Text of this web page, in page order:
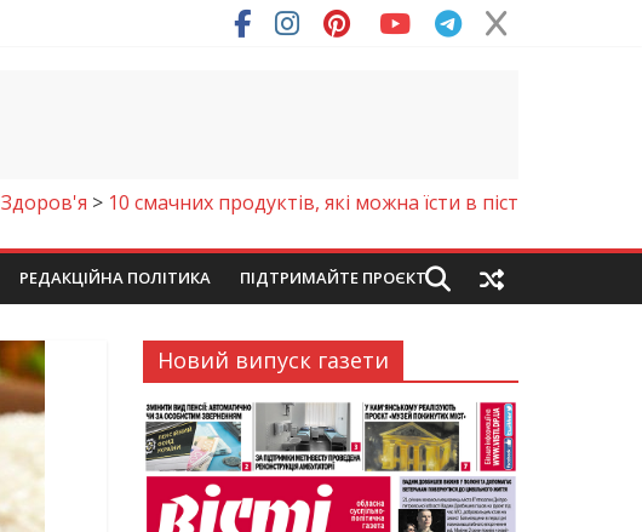
Здоров'я > 10 смачних продуктів, які можна їсти в піст
РЕДАКЦІЙНА ПОЛІТИКА ПІДТРИМАЙТЕ ПРОЄКТ
Новий випуск газети